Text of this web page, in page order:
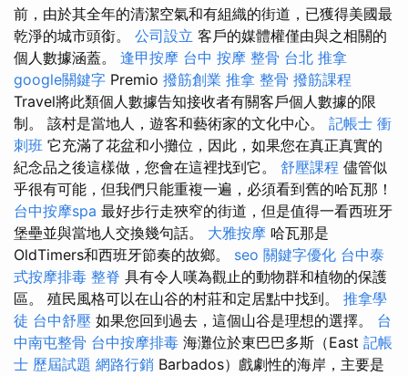
前，由於其全年的清潔空氣和有組織的街道，已獲得美國最
乾淨的城市頭銜。 公司設立 客戶的媒體權僅由與之相關的
個人數據涵蓋。 逢甲按摩 台中 按摩 整骨 台北 推拿
google關鍵字 Premio 撥筋創業 推拿 整骨 撥筋課程
Travel將此類個人數據告知接收者有關客戶個人數據的限
制。 該村是當地人，遊客和藝術家的文化中心。 記帳士 衝
刺班 它充滿了花盆和小攤位，因此，如果您在真正真實的
紀念品之後這樣做，您會在這裡找到它。 舒壓課程 儘管似
乎很有可能，但我們只能重複一遍，必須看到舊的哈瓦那！
台中按摩spa 最好步行走狹窄的街道，但是值得一看西班牙
堡壘並與當地人交換幾句話。 大雅按摩 哈瓦那是
OldTimers和西班牙節奏的故鄉。 seo 關鍵字優化 台中泰
式按摩排毒 整脊 具有令人嘆為觀止的動物群和植物的保護
區。 殖民風格可以在山谷的村莊和定居點中找到。 推拿學
徒 台中舒壓 如果您回到過去，這個山谷是理想的選擇。 台
中南屯整骨 台中按摩排毒 海灘位於東巴巴多斯（East 記帳
士 歷屆試題 網路行銷 Barbados）戲劇性的海岸，主要是